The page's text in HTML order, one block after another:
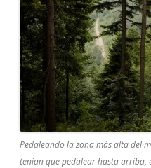
Pedaleando la zona más alta del
tenían que pedalear hasta arriba,